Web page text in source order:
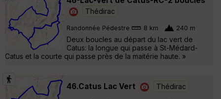
Thédirac
Randonnée Pédestre 8 km 240 m
Deux boucles au départ du lac vert de
Catus: la longue qui passe à St-Médard-
Catus et la courte qui passe près de la maitérie haute. »
46.Catus Lac Vert Thédirac